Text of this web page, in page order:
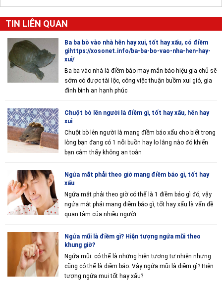
TIN LIÊN QUAN
Ba ba bò vào nhà hên hay xui, tốt hay xấu, có điềm
gìhttps://xosonet.info/ba-ba-bo-vao-nha-hen-hay-
xui/
Ba ba vào nhà là điềm báo may mắn báo hiệu gia chủ sẽ
sớm có được tài lộc, công việc thuận buồm xui gió, gia
đình bình an hạnh phúc
Chuột bò lên người là điềm gì, tốt hay xấu, hên hay
xui
Chuột bò lên người là mang điềm báo xấu cho biết trong
lòng bạn đang có 1 nỗi buồn hay lo lắng nào đó khiến
bạn cảm thấy không an toàn
Ngứa mắt phải theo giờ mang điềm báo gì, tốt hay
xấu
Ngứa mắt phải theo giờ có thể là 1 điềm báo gì đó, vậy
ngứa mắt phải mang điềm báo gì, tốt hay xấu là vấn đề
quan tâm của nhiều người
Ngứa mũi là điềm gì? Hiện tượng ngứa mũi theo
khung giờ?
Ngứa mũi có thể là những hiện tượng tự nhiên nhưng
cũng có thể là điềm báo. Vậy ngứa mũi là điềm gì? Hiện
tượng ngứa mui tốt hay xấu?